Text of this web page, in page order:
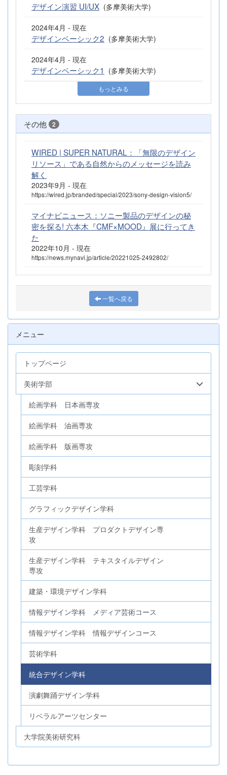
デザイン演習 UI/UX (多摩美術大学)
2024年4月 - 現在
デザインベーシック2 (多摩美術大学)
2024年4月 - 現在
デザインベーシック1 (多摩美術大学)
もっとみる
その他 2
WIRED | SUPER NATURAL：「無限のデザイン
リソース」である自然からのメッセージを読み
解く
2023年9月 - 現在
https://wired.jp/branded/special/2023/sony-design-vision5/
マイナビニュース：ソニー製品のデザインの秘
密を探る! 六本木『CMF×MOOD』展に行ってき
た
2022年10月 - 現在
https://news.mynavi.jp/article/20221025-2492802/
一覧へ戻る
メニュー
トップページ
美術学部
絵画学科 日本画専攻
絵画学科 油画専攻
絵画学科 版画専攻
彫刻学科
工芸学科
グラフィックデザイン学科
生産デザイン学科 プロダクトデザイン専
攻
生産デザイン学科 テキスタイルデザイン
専攻
建築・環境デザイン学科
情報デザイン学科 メディア芸術コース
情報デザイン学科 情報デザインコース
芸術学科
統合デザイン学科
演劇舞踊デザイン学科
リベラルアーツセンター
大学院美術研究科